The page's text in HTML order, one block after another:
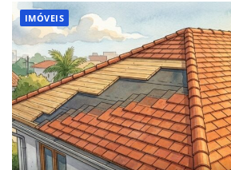
IMÓVEIS